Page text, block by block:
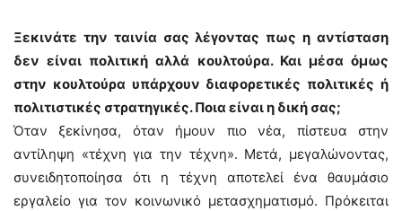
Ξεκινάτε την ταινία σας λέγοντας πως η αντίσταση
δεν είναι πολιτική αλλά κουλτούρα. Και μέσα όμως
στην κουλτούρα υπάρχουν διαφορετικές πολιτικές ή
πολιτιστικές στρατηγικές. Ποια είναι η δική σας;
Όταν ξεκίνησα, όταν ήμουν πιο νέα, πίστευα στην
αντίληψη «τέχνη για την τέχνη». Μετά, μεγαλώνοντας,
συνειδητοποίησα ότι η τέχνη αποτελεί ένα θαυμάσιο
εργαλείο για τον κοινωνικό μετασχηματισμό. Πρόκειται